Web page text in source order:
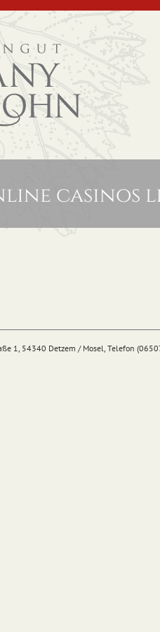
casinos
1, 54340 Detzem / Mosel, Telefon